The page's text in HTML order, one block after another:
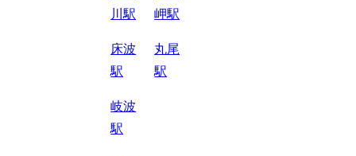
川駅
岬駅
床波
駅
丸尾
駅
岐波
駅